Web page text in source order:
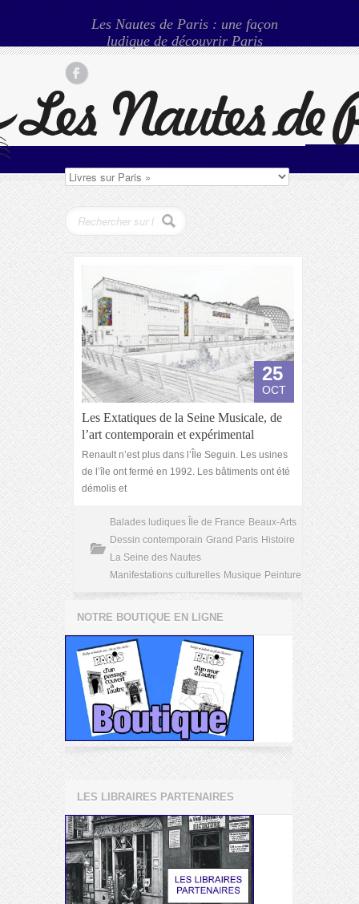
Les Nautes de Paris : une façon
ludique de découvrir Paris
25
OCT
Les Extatiques de la Seine Musicale, de
l’art contemporain et expérimental
Renault n’est plus dans l’Île Seguin. Les usines
de l’île ont fermé en 1992. Les bâtiments ont été
démolis et
Balades ludiques Île de France Beaux-Arts
Dessin contemporain Grand Paris Histoire
La Seine des Nautes
Manifestations culturelles Musique Peinture
NOTRE BOUTIQUE EN LIGNE
LES LIBRAIRES PARTENAIRES